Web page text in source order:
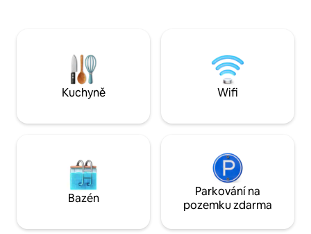
generátorem, voda 24 hodin denně,
7 dní v týdnu, parkování na místě.
Poklidný apartmán, kde se nesmí kouřit
ani pořádat večírky, skvělý pro rodiny,
pohodlí, bezpečí a praktičnost.
významných
Alvan, katolická
jako ústředí DSS,
alespoň některé.
Kuchyně Wifi
Bazén
Parkování na
pozemku zdarma